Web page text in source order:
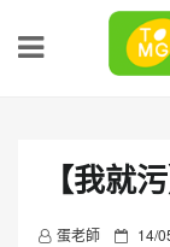
【我就
蛋老師
P 14/